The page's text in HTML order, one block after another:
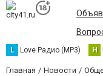
L Love Радио (MP3) Н
Главная Новости